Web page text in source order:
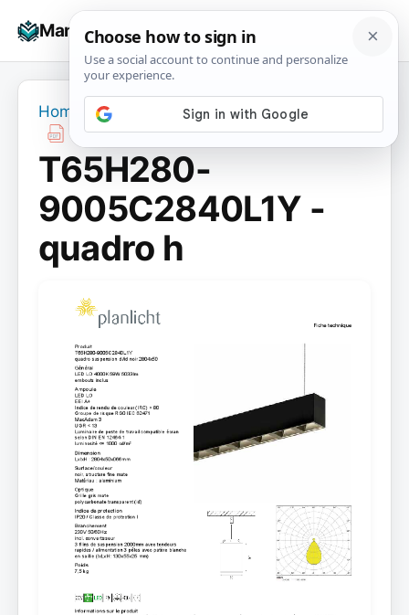
Manuals+
☰
Home T65H280-9005C2840L1Y - quadro h
T65H280-
9005C2840L1Y -
quadro h